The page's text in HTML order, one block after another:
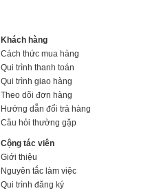
Khách hàng
Cách thức mua hàng
Qui trình thanh toán
Qui trình giao hàng
Theo dõi đơn hàng
Hướng dẫn đổi trả hàng
Câu hỏi thường gặp
Cộng tác viên
Giới thiệu
Nguyên tắc làm việc
Qui trình đăng ký